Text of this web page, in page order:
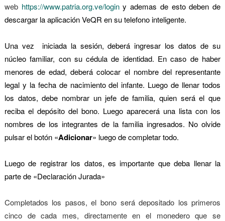
web https://www.patria.org.ve/loginy ademas de esto deben de
descargar la aplicación VeQR en su telefono inteligente.
Una vez iniciada la sesión, deberá ingresar los datos de su
núcleo familiar, con su cédula de identidad. En caso de haber
menores de edad, deberá colocar el nombre del representante
legal y la fecha de nacimiento del infante. Luego de llenar todos
los datos, debe nombrar un jefe de familia, quien será el que
reciba el depósito del bono. Luego aparecerá una lista con los
nombres de los integrantes de la familia ingresados. No olvide
pulsar el botón «Adicionar» luego de completar todo.
Luego de registrar los datos, es importante que deba llenar la
parte de «Declaración Jurada»
Completados los pasos, el bono será depositado los primeros
cinco de cada mes, directamente en el monedero que se